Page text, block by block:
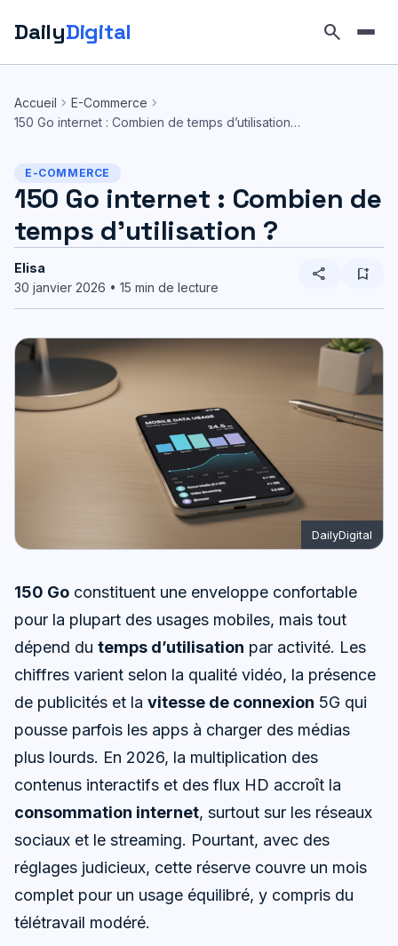
DailyDigital search
contenu
Accueil chevron_right E-Commerce chevron_right
150 Go internet : Combien de temps d’utilisation…
E-COMMERCE
150 Go internet : Combien de
temps d’utilisation ?
Elisa
30 janvier 2026 • 15 min de lecture
share bookmark_add
DailyDigital
150 Go constituent une enveloppe confortable
pour la plupart des usages mobiles, mais tout
dépend du temps d’utilisation par activité. Les
chiffres varient selon la qualité vidéo, la présence
de publicités et la vitesse de connexion 5G qui
pousse parfois les apps à charger des médias
plus lourds. En 2026, la multiplication des
contenus interactifs et des flux HD accroît la
consommation internet, surtout sur les réseaux
sociaux et le streaming. Pourtant, avec des
réglages judicieux, cette réserve couvre un mois
complet pour un usage équilibré, y compris du
télétravail modéré.